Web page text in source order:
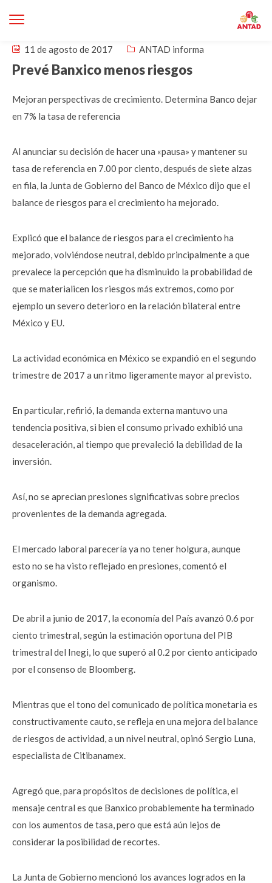
11 de agosto de 2017 ANTAD informa
Prevé Banxico menos riesgos
Mejoran perspectivas de crecimiento. Determina Banco dejar
en 7% la tasa de referencia
Al anunciar su decisión de hacer una «pausa» y mantener su
tasa de referencia en 7.00 por ciento, después de siete alzas
en fila, la Junta de Gobierno del Banco de México dijo que el
balance de riesgos para el crecimiento ha mejorado.
Explicó que el balance de riesgos para el crecimiento ha
mejorado, volviéndose neutral, debido principalmente a que
prevalece la percepción que ha disminuido la probabilidad de
que se materialicen los riesgos más extremos, como por
ejemplo un severo deterioro en la relación bilateral entre
México y EU.
La actividad económica en México se expandió en el segundo
trimestre de 2017 a un ritmo ligeramente mayor al previsto.
En particular, refirió, la demanda externa mantuvo una
tendencia positiva, si bien el consumo privado exhibió una
desaceleración, al tiempo que prevaleció la debilidad de la
inversión.
Así, no se aprecian presiones significativas sobre precios
provenientes de la demanda agregada.
El mercado laboral parecería ya no tener holgura, aunque
esto no se ha visto reflejado en presiones, comentó el
organismo.
De abril a junio de 2017, la economía del País avanzó 0.6 por
ciento trimestral, según la estimación oportuna del PIB
trimestral del Inegi, lo que superó al 0.2 por ciento anticipado
por el consenso de Bloomberg.
Mientras que el tono del comunicado de política monetaria es
constructivamente cauto, se refleja en una mejora del balance
de riesgos de actividad, a un nivel neutral, opinó Sergio Luna,
especialista de Citibanamex.
Agregó que, para propósitos de decisiones de política, el
mensaje central es que Banxico probablemente ha terminado
con los aumentos de tasa, pero que está aún lejos de
considerar la posibilidad de recortes.
La Junta de Gobierno mencionó los avances logrados en la